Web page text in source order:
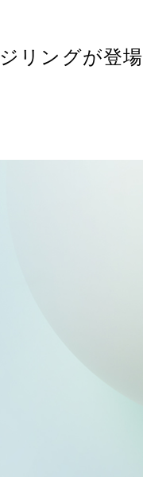
リングが登場